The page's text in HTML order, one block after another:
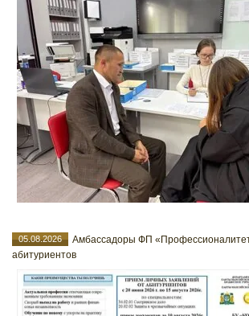
05.08.2026
Амбассадоры ФП
абитуриентов